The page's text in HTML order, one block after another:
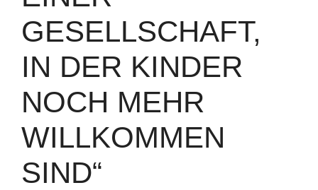
GESELLSCHAFT,
IN DER KINDER
NOCH MEHR
WILLKOMMEN
SIND“